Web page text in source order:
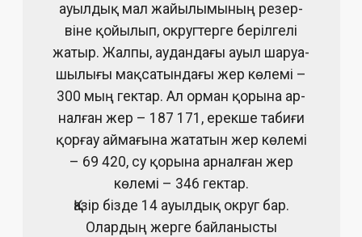
ауылдық мал жайылымының резер­
віне қойылып, округтерге берілгелі
жатыр. Жалпы, аудандағы ауыл шаруа­
шылығы мақсатындағы жер көлемі –
300 мың гектар. Ал орман қорына ар­
нал­ған жер – 187 171, ерекше табиғи
қорғау аймағына жататын жер көлемі
– 69 420, су қорына арналған жер
көлемі – 346 гектар.
Қазір бізде 14 ауылдық округ бар.
Олардың жерге байланысты